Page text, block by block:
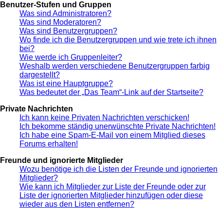
Benutzer-Stufen und Gruppen
Was sind Administratoren?
Was sind Moderatoren?
Was sind Benutzergruppen?
Wo finde ich die Benutzergruppen und wie trete ich ihnen
bei?
Wie werde ich Gruppenleiter?
Weshalb werden verschiedene Benutzergruppen farbig
dargestellt?
Was ist eine Hauptgruppe?
Was bedeutet der „Das Team“-Link auf der Startseite?
Private Nachrichten
Ich kann keine Privaten Nachrichten verschicken!
Ich bekomme ständig unerwünschte Private Nachrichten!
Ich habe eine Spam-E-Mail von einem Mitglied dieses
Forums erhalten!
Freunde und ignorierte Mitglieder
Wozu benötige ich die Listen der Freunde und ignorierten
Mitglieder?
Wie kann ich Mitglieder zur Liste der Freunde oder zur
Liste der ignorierten Mitglieder hinzufügen oder diese
wieder aus den Listen entfernen?